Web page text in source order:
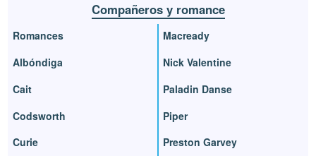
Compañeros y romance
Romances
Albóndiga
Cait
Codsworth
Curie
Macready
Nick Valentine
Paladin Danse
Piper
Preston Garvey